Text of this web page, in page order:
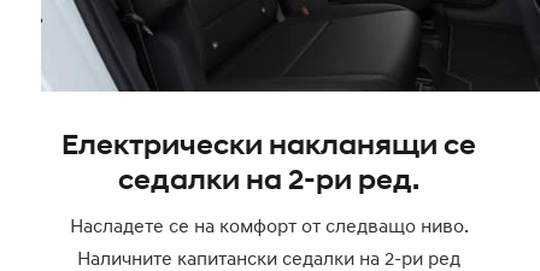
Електрически накланящи се
седалки на 2-ри ред.
Насладете се на комфорт от следващо ниво.
Наличните капитански седалки на 2-ри ред